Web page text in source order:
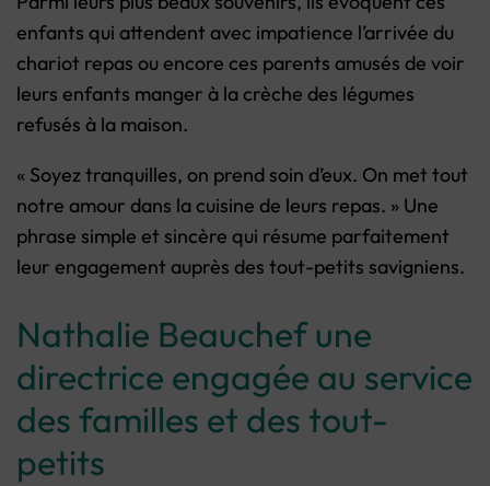
enfants qui attendent avec impatience l’arrivée du
chariot repas ou encore ces parents amusés de voir
leurs enfants manger à la crèche des légumes
refusés à la maison.
« Soyez tranquilles, on prend soin d’eux. On met tout
notre amour dans la cuisine de leurs repas. » Une
phrase simple et sincère qui résume parfaitement
leur engagement auprès des tout-petits savigniens.
Nathalie Beauchef une
directrice engagée au service
des familles et des tout-
petits